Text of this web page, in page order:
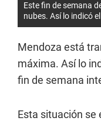
Este fin de semana
nubes. Así lo indicó
Mendoza está
máxima. Así lo
fin de semana
Esta situación se